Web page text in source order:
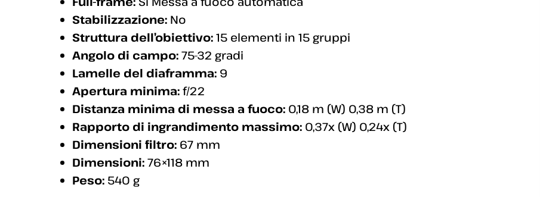
Stabilizzazione: No
Struttura dell’obiettivo: 15 elementi in 15 gruppi
Angolo di campo: 75-32 gradi
Lamelle del diaframma: 9
Apertura minima: f/22
Distanza minima di messa a fuoco: 0,18 m (W) 0,38 m (T)
Rapporto di ingrandimento massimo: 0,37x (W) 0,24x (T)
Dimensioni filtro: 67 mm
Dimensioni: 76×118 mm
Peso: 540 g